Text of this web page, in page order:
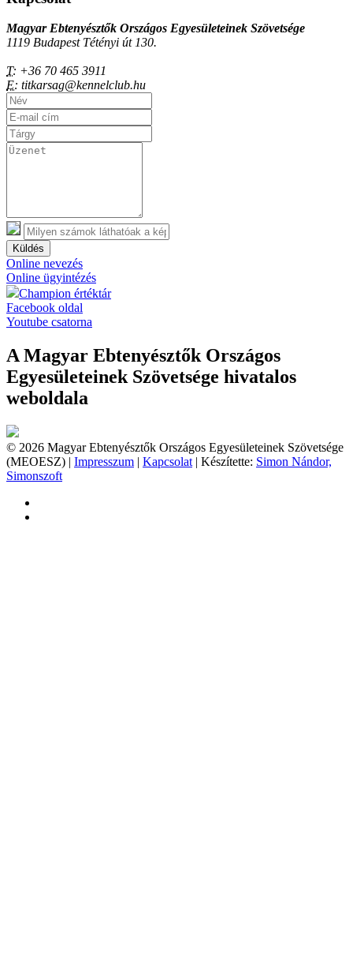
Magyar Ebtenyésztők Országos Egyesületeinek Szövetsége
1119 Budapest Tétényi út 130.
T: +36 70 465 3911
E: titkarsag@kennelclub.hu
Küldés
Online nevezés
Online ügyintézés
Champion értéktár
Facebook oldal
Youtube csatorna
A Magyar Ebtenyésztők Országos
Egyesületeinek Szövetsége hivatalos
weboldala
© 2026 Magyar Ebtenyésztők Országos Egyesületeinek Szövetsége
(MEOESZ) | Impresszum | Kapcsolat | Készítette: Simon Nándor,
Simonszoft